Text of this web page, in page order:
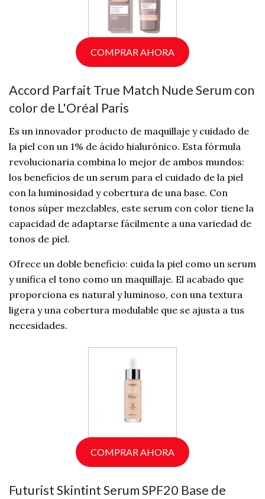
COMPRAR AHORA
Accord Parfait True Match Nude Serum con
color de L'Oréal Paris
Es un innovador producto de maquillaje y cuidado de
la piel con un 1% de ácido hialurónico. Esta fórmula
revolucionaria combina lo mejor de ambos mundos:
los beneficios de un serum para el cuidado de la piel
con la luminosidad y cobertura de una base. Con
tonos súper mezclables, este serum con color tiene la
capacidad de adaptarse fácilmente a una variedad de
tonos de piel.
Ofrece un doble beneficio: cuida la piel como un serum
y unifica el tono como un maquillaje. El acabado que
proporciona es natural y luminoso, con una textura
ligera y una cobertura modulable que se ajusta a tus
necesidades.
COMPRAR AHORA
Futurist Skintint Serum SPF20 Base de